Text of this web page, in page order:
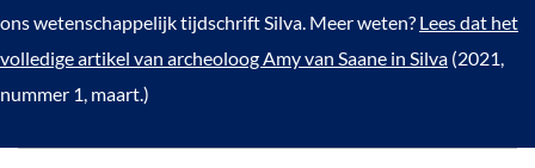
ons wetenschappelijk tijdschrift Silva. Meer weten? Lees dat het
volledige artikel van archeoloog Amy van Saane in Silva (2021,
nummer 1, maart.)